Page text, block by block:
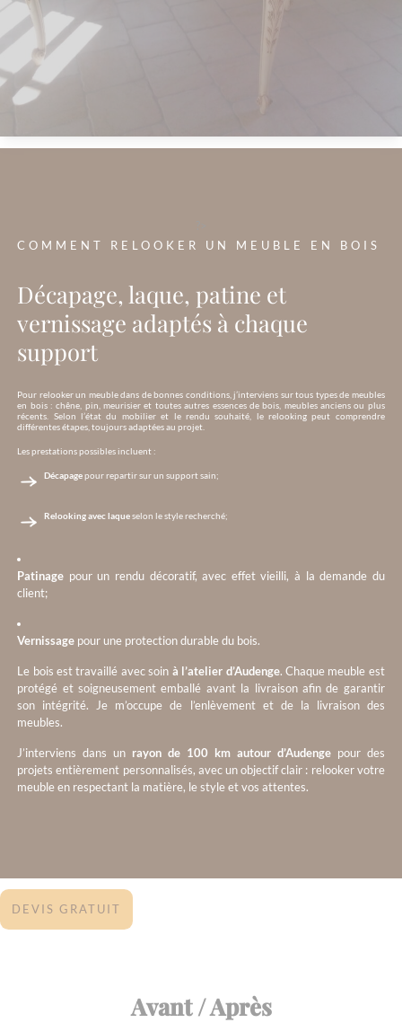
COMMENT RELOOKER UN MEUBLE EN BOIS
Décapage, laque, patine et
vernissage adaptés à chaque
support
Pour relooker un meuble dans de bonnes conditions, j’interviens sur tous types de meubles
en bois : chêne, pin, meurisier et toutes autres essences de bois, meubles anciens ou plus
récents. Selon l’état du mobilier et le rendu souhaité, le relooking peut comprendre
différentes étapes, toujours adaptées au projet.
Les prestations possibles incluent :
Décapagepour repartir sur un support sain;
Relooking avec laqueselon le style recherché;
Patinage pour un rendu décoratif, avec effet vieilli, à la demande du
client;
Vernissage pour une protection durable du bois.
Le bois est travaillé avec soin à l’atelier d’Audenge. Chaque meuble est
protégé et soigneusement emballé avant la livraison afin de garantir
son intégrité. Je m’occupe de l’enlèvement et de la livraison des
meubles.
J’interviens dans un rayon de 100 km autour d’Audengepour des
projets entièrement personnalisés, avec un objectif clair : relooker votre
meuble en respectant la matière, le style et vos attentes.
DEVIS GRATUIT
Avant / Après